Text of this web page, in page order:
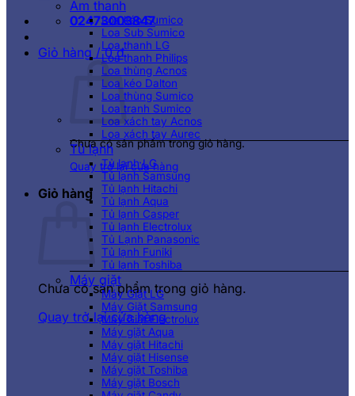
02473003847
Giỏ hàng /0₫
Chưa có sản phẩm trong giỏ hàng.
Quay trở lại cửa hàng
Giỏ hàng
Chưa có sản phẩm trong giỏ hàng.
Quay trở lại cửa hàng
Âm thanh
Loa kéo Sumico
Loa Sub Sumico
Loa thanh LG
Loa thanh Philips
Loa thùng Acnos
Loa kéo Dalton
Loa thùng Sumico
Loa tranh Sumico
Loa xách tay Acnos
Loa xách tay Aurec
Tủ lạnh
Tủ lạnh LG
Tủ lạnh Samsung
Tủ lạnh Hitachi
Tủ lạnh Aqua
Tủ lạnh Casper
Tủ lạnh Electrolux
Tủ Lạnh Panasonic
Tủ lạnh Funiki
Tủ lạnh Toshiba
Máy giặt
Máy Giặt LG
Máy Giặt Samsung
Máy Giặt Electrolux
Máy giặt Aqua
Máy giặt Hitachi
Máy giặt Hisense
Máy giặt Toshiba
Máy giặt Bosch